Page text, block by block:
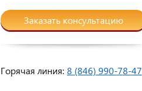
Заказать консультацию
Горячая линия: 8 (846) 990-78-47